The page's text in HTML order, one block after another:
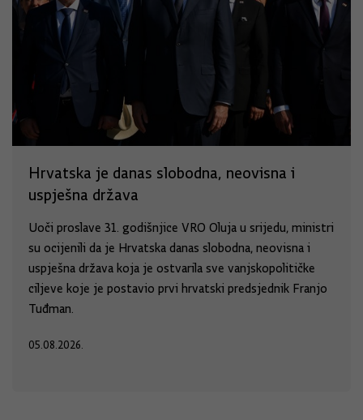
Hrvatska je danas slobodna, neovisna i
uspješna država
Uoči proslave 31. godišnjice VRO Oluja u srijedu, ministri
su ocijenili da je Hrvatska danas slobodna, neovisna i
uspješna država koja je ostvarila sve vanjskopolitičke
ciljeve koje je postavio prvi hrvatski predsjednik Franjo
Tuđman.
05.08.2026.